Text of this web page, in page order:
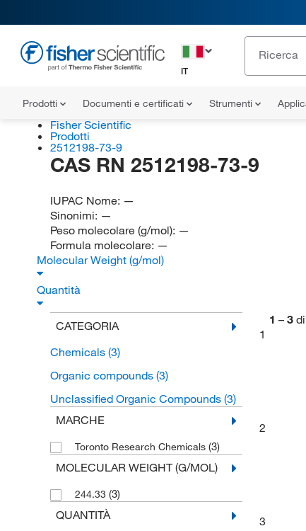
IT
Prodotti Documenti e certificati Strumenti
Fisher Scientific
Prodotti
2512198-73-9
CAS RN 2512198-73-9
IUPAC Nome: —
Sinonimi: —
Peso molecolare (g/mol): —
Formula molecolare: —
Molecular Weight (g/mol)
Quantità
CATEGORIA
Chemicals (3)
Organic compounds (3)
Unclassified Organic Compounds (3)
MARCHE
Toronto Research Chemicals (3)
MOLECULAR WEIGHT (G/MOL)
244.33 (3)
QUANTITÀ
1 – 3 di
1
2
3